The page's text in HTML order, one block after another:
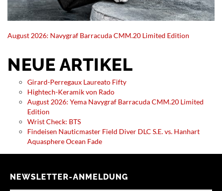
August 2026: Navygraf Barracuda CMM.20 Limited Edition
NEUE ARTIKEL
Girard-Perregaux Laureato Fifty
Hightech-Keramik von Rado
August 2026: Yema Navygraf Barracuda CMM.20 Limited
Edition
Wrist Check: BTS
Findeisen Nauticmaster Field Diver DLC S.E. vs. Hanhart
Aquasphere Ocean Fade
NEWSLETTER-ANMELDUNG